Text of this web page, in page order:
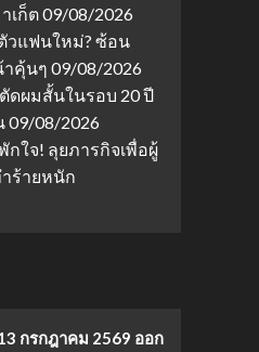
เก็ต09/08/2026
วแฟนใหม่? ซ้อน
าคุ้นๆ 09/08/2026
ดผมสั้นในรอบ 20 ปี
09/08/2026
ใจ! ลุยภารกิจเพื่อผู้
ร้ายหนัก
กรกฎาคม 2569 ออก